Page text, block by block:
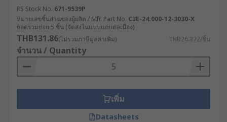
RS Stock No. 671-9539P
หมายเลขชิ้นส่วนของผู้ผลิต / Mfr. Part No. C3E-24.000-12-3030-X
ยอดรวมย่อย 5 ชิ้น (จัดส่งในแบบแถบต่อเนื่อง)
THB131.86(ไม่รวมภาษีมูลค่าเพิ่ม) THB26.372/ชิ้น
จำนวน / Quantity
เพิ่ม
Datasheets